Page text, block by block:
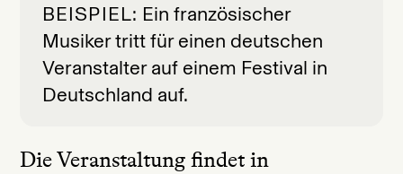
BEISPIEL Ein französischer
Musiker tritt für einen deutschen
Veranstalter auf einem Festival in
Deutschland auf.
Die Veranstaltung findet in